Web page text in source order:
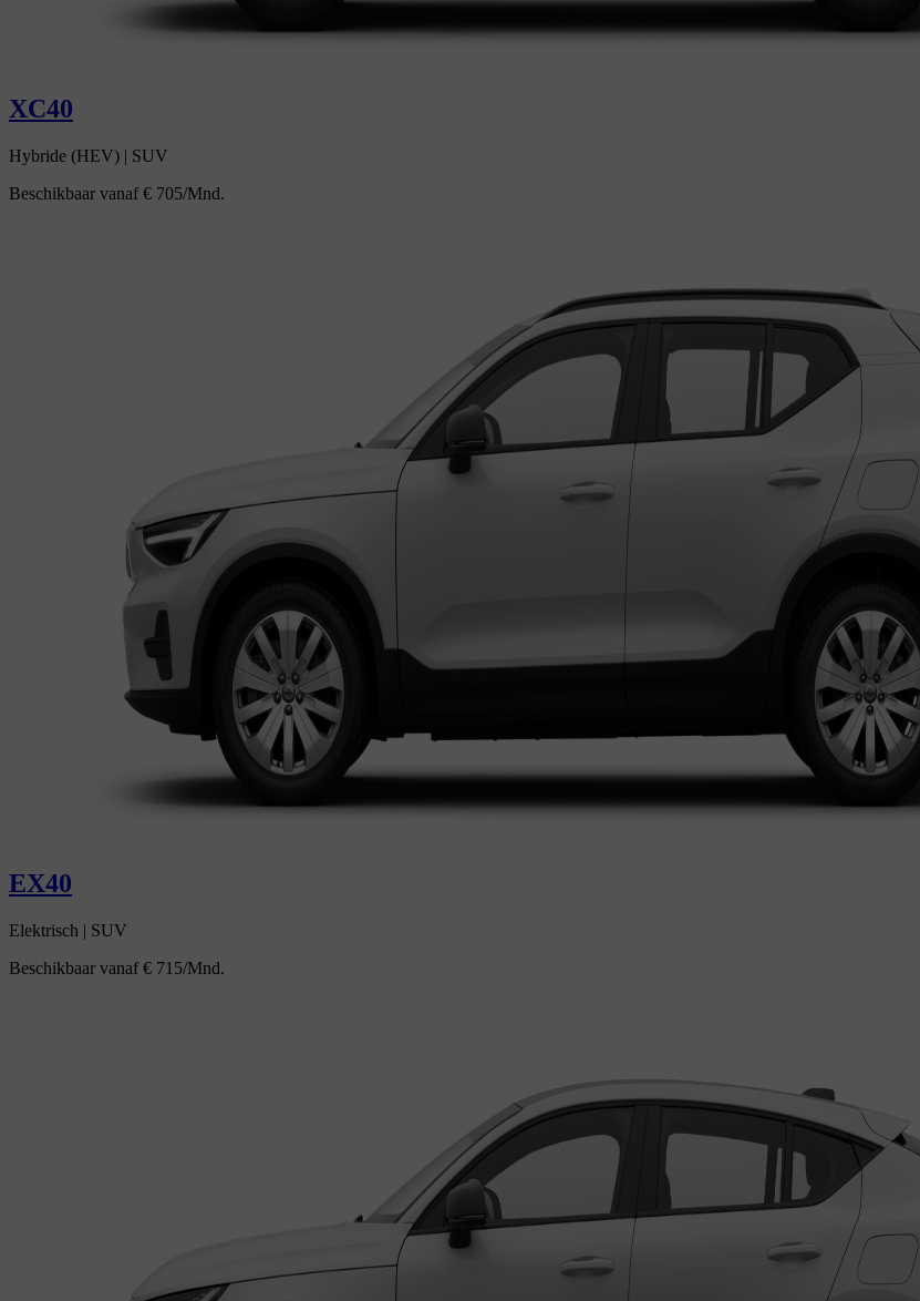
XC40
Hybride (HEV) | SUV
Beschikbaar vanaf€ 705/Mnd.
EX40
Elektrisch | SUV
Beschikbaar vanaf€ 715/Mnd.